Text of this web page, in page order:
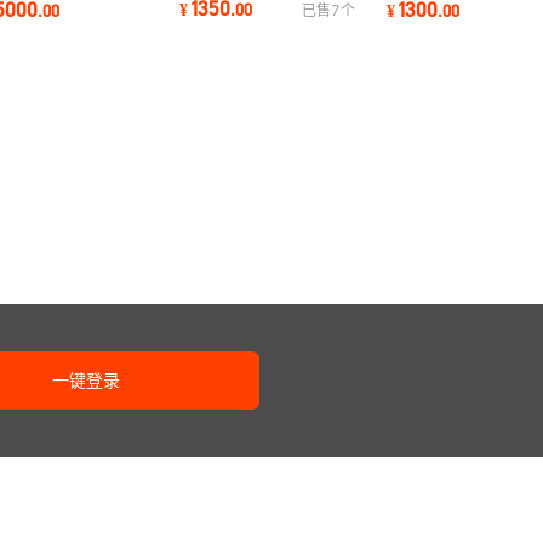
磁性钻床
.00
216 220HA内转齿轮泵
¥1350.00 已售7个
系统注油器3L
¥1300.00
一键登录